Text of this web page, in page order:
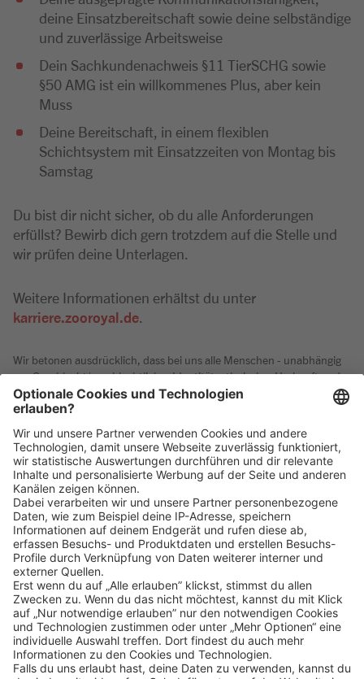
deine Einsatzbereitschaft sowie deine selbständige
und zuverlässige Arbeitsweise
Dein Sachkundenachweis §11 TierSCHG sowie
§50 AMG ist ein willkommenes Plus, aber kein
Muss
Deine Bereitschaft, in einem flexiblen
Schichtsystem mit Einsatzzeiten von Montag bis
Samstag
Du bist dir nicht sicher, ob du alle Anforderungen
erfüllst? Bewirb dich gern trotzdem auf die Stelle und
wir prüfen deine Unterlagen.
Weitere Informationen erhältst du unter
karriere.zooroyal.de
Wir betonen ausdrücklich, dass bei uns alle Menschen - unabhängig
von Geschlecht/geschlechtlicher Identität, ethnischer Herkunft und
Nationalität, sozialer Herkunft, Religion/Weltanschauung,
körperlichen und geistigen Fähigkeiten, Alter sowie sexueller
willkommen sind.
Klickehier, um alle offenen Jobs zu sehen.
Impressum Datenschutz
Privatsphäre-Einstellungen
FAQ
Veranstaltungen